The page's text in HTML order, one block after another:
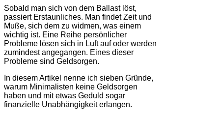
Sobald man sich von dem Ballast löst,
passiert Erstaunliches. Man findet Zeit und
Muße, sich dem zu widmen, was einem
wichtig ist. Eine Reihe persönlicher
Probleme lösen sich in Luft auf oder werden
zumindest angegangen. Eines dieser
Probleme sind Geldsorgen.
In diesem Artikel nenne ich sieben Gründe,
warum Minimalisten keine Geldsorgen
haben und mit etwas Geduld sogar
finanzielle Unabhängigkeit erlangen.